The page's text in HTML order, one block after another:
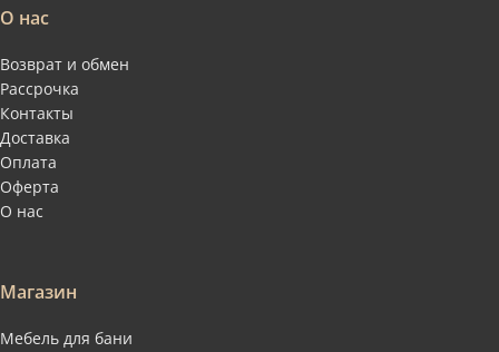
О нас
Возврат и обмен
Рассрочка
Контакты
Доставка
Оплата
Оферта
О нас
Магазин
Мебель для бани